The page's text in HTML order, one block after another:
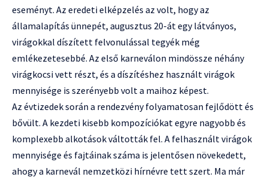
eseményt. Az eredeti elképzelés az volt, hogy az
államalapítás ünnepét, augusztus 20-át egy látványos,
virágokkal díszített felvonulással tegyék még
emlékezetesebbé. Az első karneválon mindössze néhány
virágkocsi vett részt, és a díszítéshez használt virágok
mennyisége is szerényebb volt a maihoz képest.
Az évtizedek során a rendezvény folyamatosan fejlődött és
bővült. A kezdeti kisebb kompozíciókat egyre nagyobb és
komplexebb alkotások váltották fel. A felhasznált virágok
mennyisége és fajtáinak száma is jelentősen növekedett,
ahogy a karnevál nemzetközi hírnévre tett szert. Ma már